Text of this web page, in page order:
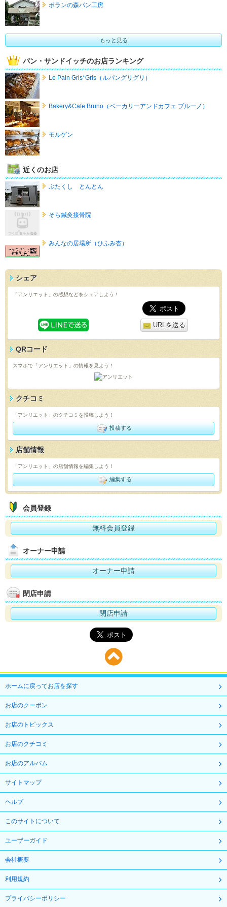
ポランの森パン工房
もっと見る
パン・サンドイッチのお店ランキング
Le Pain Gris*Gris（ルパングリグリ）
Bakery&Cafe Bruno（ベーカリーアンドカフェ ブルーノ）
モルゲン
近くのお店
ぶたくし とんとん
そら鍼灸接骨院
みんなの居場所（ひふみ杏）
シェア
「アンリエット」の感想などをシェアしよう！
URLを送る
QRコード
スマホで「アンリエット」の情報を見よう！
クチコミ
「アンリエット」のクチコミを投稿しよう！
投稿する
店舗情報
「アンリエット」の店舗情報を編集しよう！
編集する
会員登録
無料会員登録
オーナー申請
オーナー申請
閉店申請
閉店申請
ホームに戻ってお店を探す
お店のクーポン
お店のトピックス
お店のクチコミ
お店のアルバム
サイトマップ
ヘルプ
このサイトについて
ユーザーガイド
会社概要
利用規約
プライバシーポリシー